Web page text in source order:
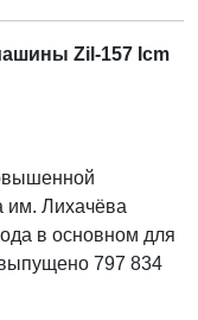
Zil-157 Icm
им. Лихачёва
в основном для
797 834